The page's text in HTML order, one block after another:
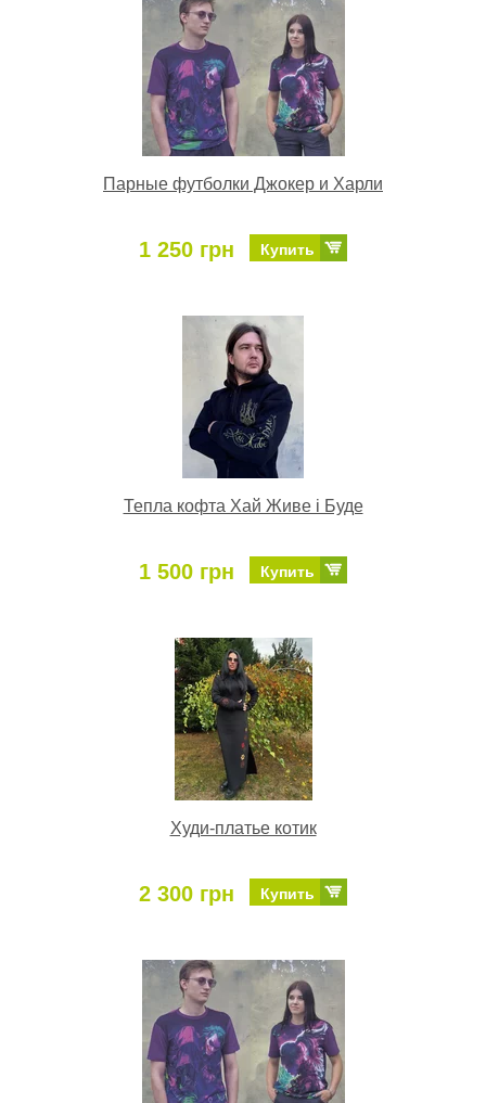
Парные футболки Джокер и Харли
1 250 грн Купить
Тепла кофта Хай Живе і Буде
1 500 грн Купить
Худи-платье котик
2 300 грн Купить